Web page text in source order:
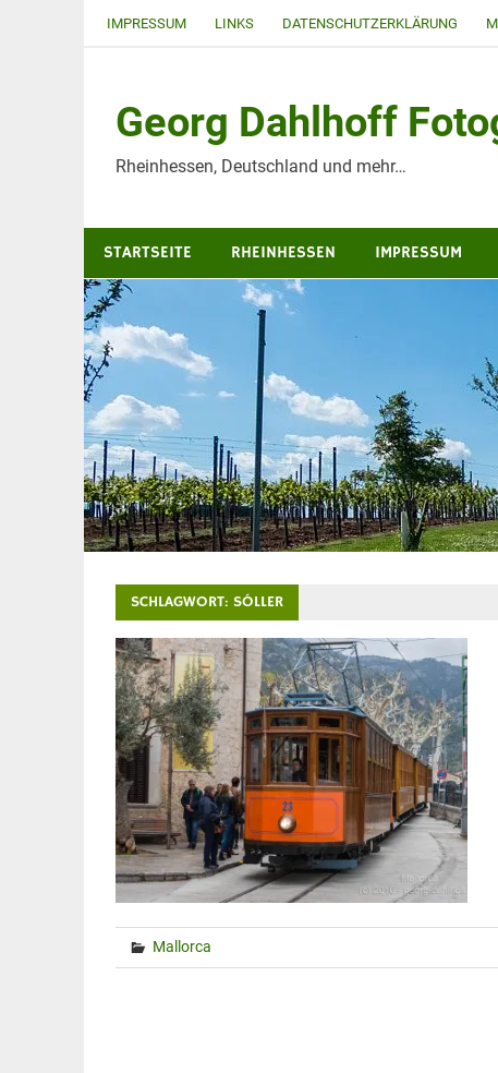
IMPRESSUM LINKS DATENSCHUTZERKLÄRUNG
Georg Dahlhoff
Rheinhessen, Deutschland und mehr…
STARTSEITE RHEINHESSEN IMPRESSUM
SCHLAGWORT: SÓLLER
Mallorca